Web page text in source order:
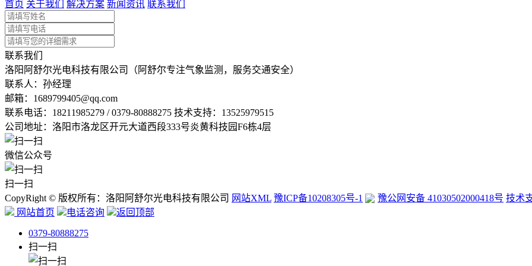
首页 关于我们 解决方案 新闻资讯 联系我们
联系我们
洛阳阿舒尔光电科技有限公司（阿舒尔专注气象监测，服务交通安全）
联系人：孙经理
邮箱： 1689799405@qq.com
联系电话： 18211985279 / 0379-80888275 技术支持：13525979515
公司地址：洛阳市洛龙区开元大道西段333号炎黄科技园F6栋4层
微信公众号
扫一扫
CopyRight © 版权所有：洛阳阿舒尔光电科技有限公司 网站XML 豫ICP备10208305号-1 豫公网安备 41030502000418号 技术
网站首页
电话咨询 返回顶部
0379-80888275
扫一扫